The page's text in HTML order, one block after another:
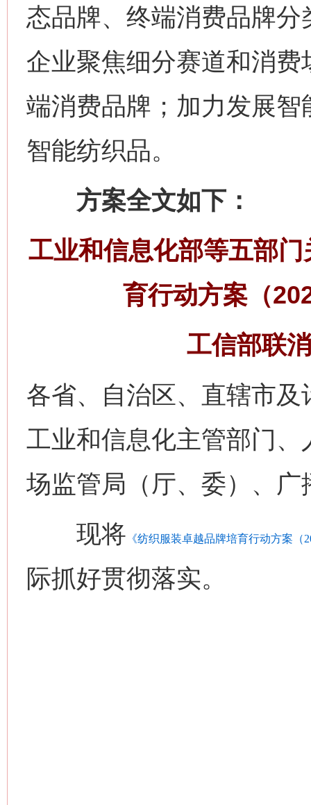
态品牌、终端消费品牌
企业聚焦细分赛道和消
端消费品牌；加力发展
智能纺织品。
方案全文如下：
工业和信息化部等五部
育行动方案（
工信部联
各省、自治区、直辖市
工业和信息化主管部门
场监管局（厅、委）、
现将 《纺织服装卓越品牌培育行动方案（
际抓好贯彻落实。